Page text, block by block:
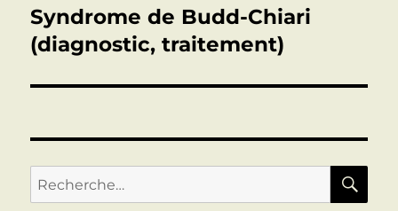
Publication
suivante :
Syndrome de Budd-Chiari
(diagnostic, traitement)
Recherche
pour :